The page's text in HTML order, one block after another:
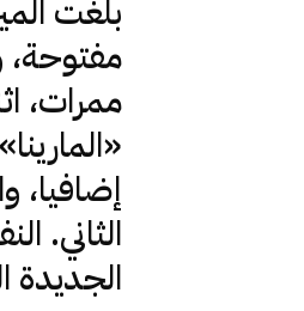
ممرات،
إضافيا،
الثاني.
الجديدة